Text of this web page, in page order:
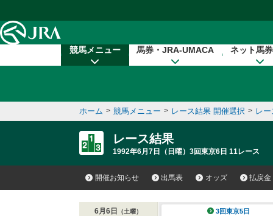
競馬メニュー 馬券・JRA-UMACA ネット馬
ホーム > 競馬メニュー > レース結果 開催選択 > レ
レース結果
1992年6月7日（日曜）3回東京6日 11レース
開催お知らせ 出馬表 オッズ 払戻金
6月6日 （土曜） 3回東京5日